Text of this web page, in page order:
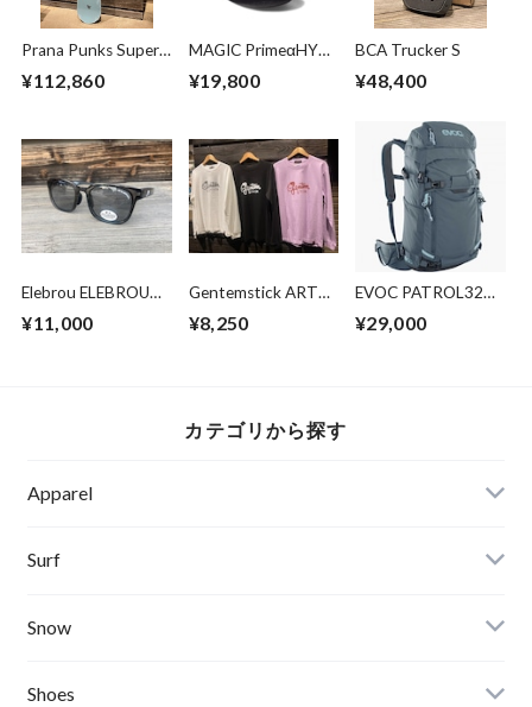
Prana Punks Super
Original
¥112,860
MAGIC PrimeαHYB
¥19,800
BCA Trucker S
¥48,400
Elebrou ELEBROU
SHINE
¥11,000
Gentemstick ART
K.T(Koji Toyoda)
¥8,250
EVOC PATROL32
¥29,000
カテゴリから探す
Apparel
Banks Journal
Critical Slide(TCSS)
Afends
Surf
Surfboards
Snow
Board
Shoes